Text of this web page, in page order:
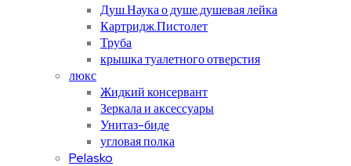
Душ.Наука о душе.душевая лейка
Картридж.Пистолет
Труба
крышка туалетного отверстия
люкс
Жидкий консервант
Зеркала и аксессуары
Унитаз-биде
угловая полка
Pelasko